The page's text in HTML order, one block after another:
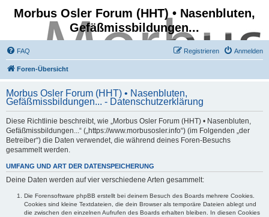
Morbus Osler Forum (HHT) • Nasenbluten,
Gefäßmissbildungen...
FAQ Anmelden
Registrieren
Foren-Übersicht
Morbus Osler Forum (HHT) • Nasenbluten,
Gefäßmissbildungen... - Datenschutzerklärung
Diese Richtlinie beschreibt, wie „Morbus Osler Forum (HHT) • Nasenbluten,
Gefäßmissbildungen...“ („https://www.morbusosler.info“) (im Folgenden „der
Betreiber“) die Daten verwendet, die während deines Foren-Besuchs
gesammelt werden.
UMFANG UND ART DER DATENSPEICHERUNG
Deine Daten werden auf vier verschiedene Arten gesammelt:
Die Forensoftware phpBB erstellt bei deinem Besuch des Boards mehrere Cookies.
Cookies sind kleine Textdateien, die dein Browser als temporäre Dateien ablegt und
die zwischen den einzelnen Aufrufen des Boards erhalten bleiben. In diesen Cookies